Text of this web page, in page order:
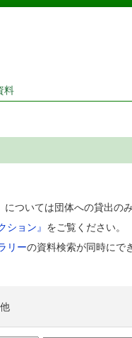
検索・予約システム
料
ついては団体への貸出のみ
ション』 をご覧ください。
リーの資料検索が同時にで